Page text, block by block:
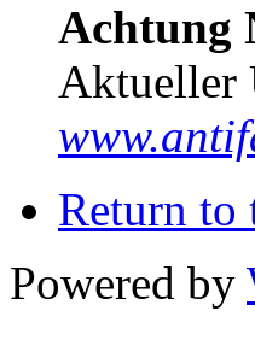
Achtung
Aktueller
Return to
Powered by